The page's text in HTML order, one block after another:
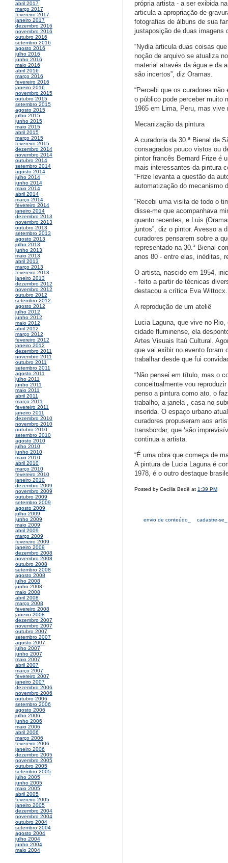
abril 2017
março 2017
fevereiro 2017
janeiro 2017
dezembro 2016
novembro 2016
outubro 2016
setembro 2016
agosto 2016
julho 2016
junho 2016
maio 2016
abril 2016
março 2016
fevereiro 2016
janeiro 2016
novembro 2015
outubro 2015
setembro 2015
agosto 2015
julho 2015
junho 2015
maio 2015
abril 2015
março 2015
fevereiro 2015
dezembro 2014
novembro 2014
outubro 2014
setembro 2014
agosto 2014
julho 2014
junho 2014
maio 2014
abril 2014
março 2014
fevereiro 2014
janeiro 2014
dezembro 2013
novembro 2013
outubro 2013
setembro 2013
agosto 2013
julho 2013
junho 2013
maio 2013
abril 2013
março 2013
fevereiro 2013
janeiro 2013
dezembro 2012
novembro 2012
outubro 2012
setembro 2012
agosto 2012
julho 2012
junho 2012
maio 2012
abril 2012
março 2012
fevereiro 2012
janeiro 2012
dezembro 2011
novembro 2011
outubro 2011
setembro 2011
agosto 2011
julho 2011
junho 2011
maio 2011
abril 2011
março 2011
fevereiro 2011
janeiro 2011
dezembro 2010
novembro 2010
outubro 2010
setembro 2010
agosto 2010
julho 2010
junho 2010
maio 2010
abril 2010
março 2010
fevereiro 2010
janeiro 2010
dezembro 2009
novembro 2009
outubro 2009
setembro 2009
agosto 2009
julho 2009
junho 2009
maio 2009
abril 2009
março 2009
fevereiro 2009
janeiro 2009
dezembro 2008
novembro 2008
outubro 2008
setembro 2008
agosto 2008
julho 2008
junho 2008
maio 2008
abril 2008
março 2008
fevereiro 2008
janeiro 2008
dezembro 2007
novembro 2007
outubro 2007
setembro 2007
agosto 2007
julho 2007
junho 2007
maio 2007
abril 2007
março 2007
fevereiro 2007
janeiro 2007
dezembro 2006
novembro 2006
outubro 2006
setembro 2006
agosto 2006
julho 2006
junho 2006
maio 2006
abril 2006
março 2006
fevereiro 2006
janeiro 2006
dezembro 2005
novembro 2005
outubro 2005
setembro 2005
julho 2005
junho 2005
maio 2005
abril 2005
fevereiro 2005
janeiro 2005
dezembro 2004
novembro 2004
outubro 2004
setembro 2004
agosto 2004
julho 2004
junho 2004
maio 2004
própria artista - a ser exibida
articula a apropriação de
fotografias de álbuns de sua
justaposição de duas imagens
“Nydia articula duas coisas
noção de arquivo se atualiza
material através da água e da
são incertos”, diz Oramas.
“Percebi que os curadores
o público pode perceber muito
1965 em Lima, Peru, mas
Mecanização da pintura
A curadoria da 30.ª Bienal de
consagrados pouco vistos ou
pintor francês Bernard Frize é
mais interessantes da pintura
“Frize levanta a questão da
automatização do mecanismo
“Recebi uma visita de todo o
disse-me que acompanhava
quanto recentes, e Luis
juntos”, diz o pintor. Avesso a
curadores pensarem sobre a
representado na 30.ª Bienal
anos 80 - entre elas, inéditas,
O artista, nascido em 1954,
- feito a partir de técnicas
destacou a crítica Eva Wittocx.
A reprodução de um ateliê
Lucia Laguna, que vive no
cidade fluminense, ela
Artes Visuais Itaú Cultural.
que vai exibir no evento foram
trabalhar desde que fui
“Não pensei em título, mas o
conceitualmente vou
penso a pintura como ato, o
trabalho, a janela , casa no
inserida. O espaço urbano
curadores propuseram aos
transbordar, que ‘são
continua a artista.
“É uma obra que começa de
A pintura de Lucia Laguna é
1978, é o outro destaque
Posted by Cecília Bedê at 1:39 PM
envio de conteúdo_ cadastre-se_